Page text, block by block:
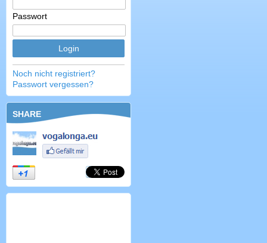
Passwort
Noch nicht registriert?
Passwort vergessen?
SHARE